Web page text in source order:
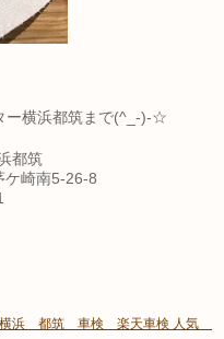
ー横浜都筑まで(^_-)-☆
都筑
崎南5-26-8
横浜 都筑 車検 楽天車検 人気